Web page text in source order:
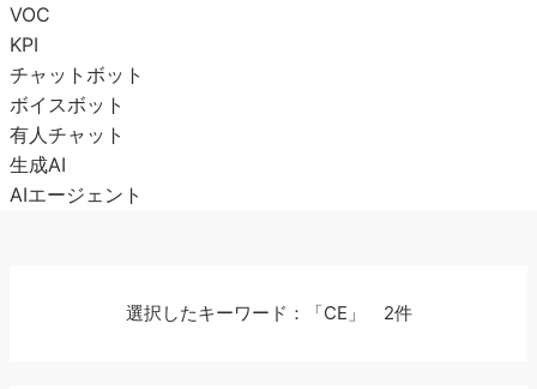
VOC
KPI
チャットボット
ボイスボット
有人チャット
生成AI
AIエージェント
選択したキーワード：「CE」 2件